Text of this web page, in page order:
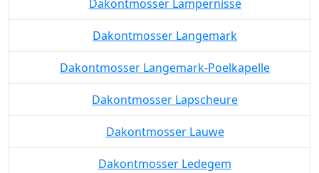
Dakontmosser Lampernisse
Dakontmosser Langemark
Dakontmosser Langemark-Poelkapelle
Dakontmosser Lapscheure
Dakontmosser Lauwe
Dakontmosser Ledegem